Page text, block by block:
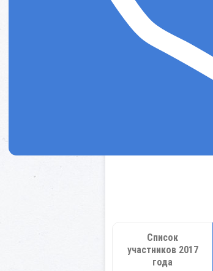
Список
участников 2017
года